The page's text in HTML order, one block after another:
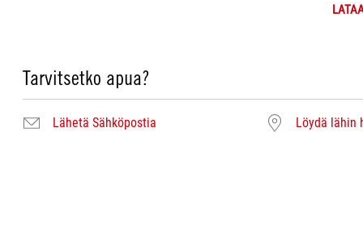
Tarvitsetko apua?
Lähetä Sähköpostia Löydä lähin